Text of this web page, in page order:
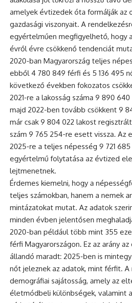
amelyek évtizedek óta formálják az
gazdasági viszonyait. A
egyértelműen megfigyelhető, hogy
évről évre csökkenő tendenciát
2020-ban Magyarország teljes
ebből 4 780 849 férfi és 5 136 495
következő években fokozatos
2021-re a lakosság száma 9 890
majd 2022-ben tovább csökkent 9
már csak 9 804 022 lakost
szám 9 765 254-re esett vissza. Az
2025-re a teljes népesség 9 721
egyértelmű folytatása az évtized
lejtmenetnek.
Érdemes kiemelni, hogy a
teljes számokban, hanem a nemek
mintázatokat mutat. Az adatok
minden évben jelentősen
2020-ban például több mint 355
férfi Magyarországon. Ez az arány
állandó maradt: 2025-ben is
nőt jeleznek az adatok, mint férfit.
demográfiai sajátosság, amely az
életmódbeli különbségek, valamint